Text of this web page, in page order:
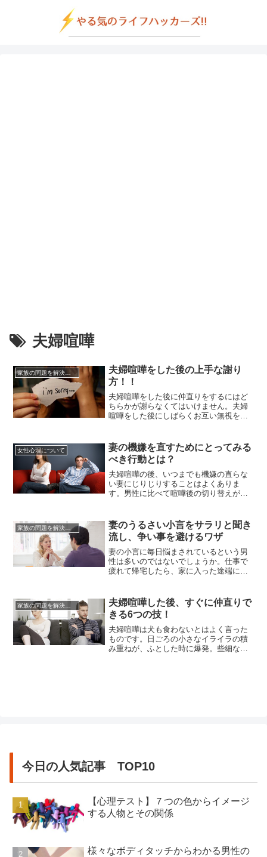
夫婦喧嘩
家族の問題を解決する方法
夫婦喧嘩をした後の上手な謝り
方！！
夫婦喧嘩をした後に仲直りをするにはど
ちらかが謝らなくてはいけません。夫婦
喧嘩をした後にしばらくお互い無視をし
わらせると後々別の喧嘩をした時に未決
着の過去の喧嘩のことまで引き合いに出
して喧嘩の規模がどんどん大きくなって
しまうのです。しかし、夫婦の間の...
女性心理について
妻の機嫌を直すためにとってみる
べき行動とは？
夫婦喧嘩の後、いつまでも機嫌の直らな
い妻にじりじりすることはよくありま
す。男性に比べて喧嘩後の切り替えが遅
かっても、すぐに気持ちを切り替えて喧
嘩のことを忘れ、すぐに妻と仲良くした
いと願うのが男性です。夫からすると、
女性の喧嘩後の切り替えの遅さはじれ...
家族の問題を解決する方法
妻のうるさい小言をサラリと聞き
流し、争い事を避けるワザ
妻の小言に毎日悩まされているという男
性は多いのではないでしょうか。仕事で
疲れて帰宅したら、家に入った途端に妻
ストレスが積み重なっていきます。仕事
で溜めた疲れやストレスは、本来リラッ
クスできるはずの家で解消するものです
よね。家に帰宅してもなお、妻から...
家族の問題を解決する方法
夫婦喧嘩した後、すぐに仲直りで
きる6つの技！
夫婦喧嘩は犬も食わないとはよく言った
ものです。日ごろの小さなイライラの積
み重ねが、ふとした時に爆発。些細なこ
今日の人気記事 TOP10
【心理テスト】７つの色からイメージ
する人物とその関係
様々なボディタッチからわかる男性の